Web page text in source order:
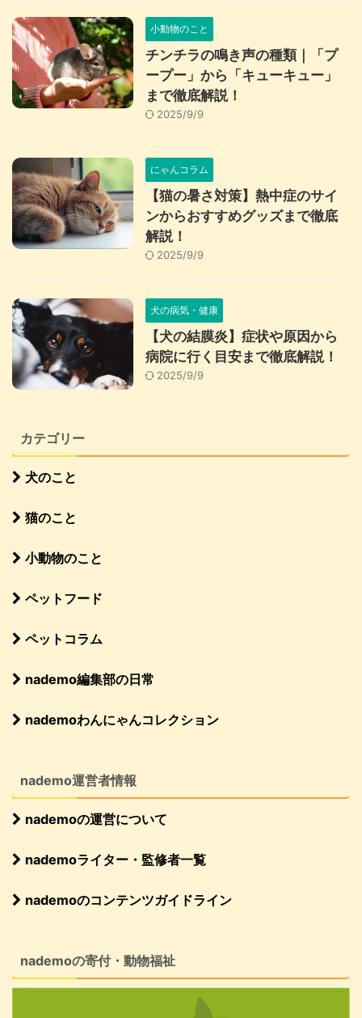
小動物のこと
チンチラの鳴き声の種類｜「プ
ープー」から「キューキュー」
まで徹底解説！
2025/9/9
にゃんコラム
【猫の暑さ対策】熱中症のサイ
ンからおすすめグッズまで徹底
解説！
2025/9/9
犬の病気・健康
【犬の結膜炎】症状や原因から
病院に行く目安まで徹底解説！
2025/9/9
カテゴリー
犬のこと
猫のこと
小動物のこと
ペットフード
ペットコラム
nademo編集部の日常
nademoわんにゃんコレクション
nademo運営者情報
nademoの運営について
nademoライター・監修者一覧
nademoのコンテンツガイドライン
nademoの寄付・動物福祉